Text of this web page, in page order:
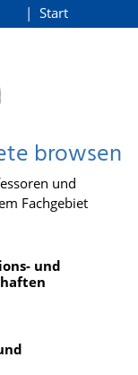
Start
browsen
und
Fachgebiet
und